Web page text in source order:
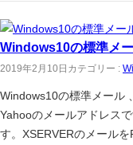
Windows10の標準メ
2019年2月10日 カテゴリー :
Windows10の標準メール
Yahooのメールアドレス
す。XSERVERのメール